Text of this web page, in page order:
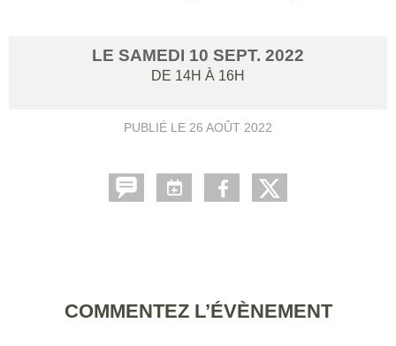
LE SAMEDI 10 SEPT. 2022
DE 14H À 16H
PUBLIÉ LE 26 AOÛT 2022
COMMENTEZ L’ÉVÈNEMENT